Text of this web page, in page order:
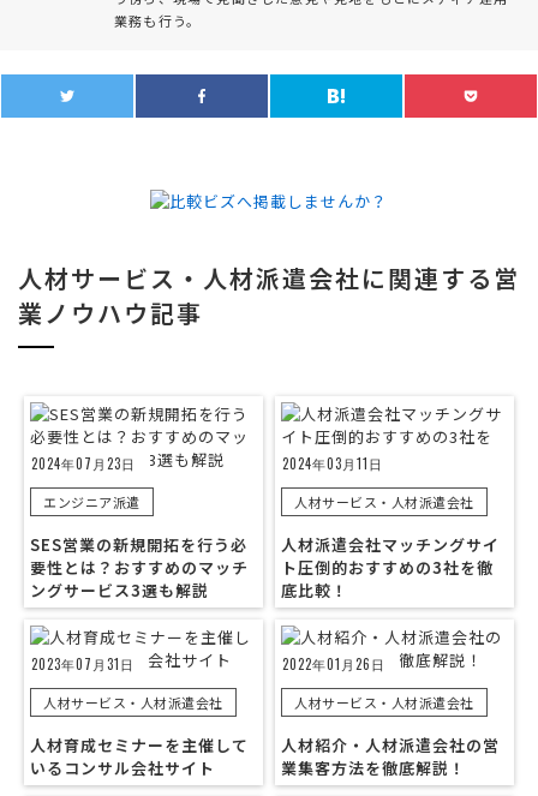
業務も行う。
人材サービス・人材派遣会社に関連する営
業ノウハウ記事
2024年07月23日
エンジニア派遣
SES営業の新規開拓を行う必
要性とは？おすすめのマッチ
ングサービス3選も解説
2024年03月11日
人材サービス・人材派遣会社
人材派遣会社マッチングサイ
ト圧倒的おすすめの3社を徹
底比較！
2023年07月31日
人材サービス・人材派遣会社
人材育成セミナーを主催して
いるコンサル会社サイト
2022年01月26日
人材サービス・人材派遣会社
人材紹介・人材派遣会社の営
業集客方法を徹底解説！